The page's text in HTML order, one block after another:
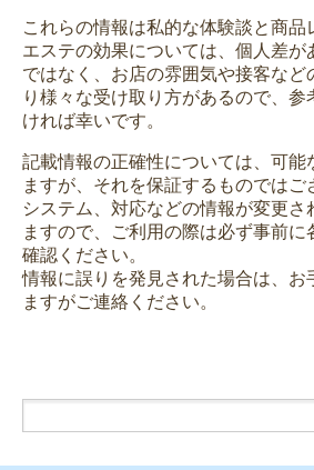
これらの情報は私的な体験談と商品
エステの効果については、個人差が
ではなく、お店の雰囲気や接客など
り様々な受け取り方があるので、
ければ幸いです。
記載情報の正確性については、可能
ますが、それを保証するものでは
システム、対応などの情報が変更さ
ますので、ご利用の際は必ず事前
確認ください。
情報に誤りを発見された場合は、お
ますがご連絡ください。